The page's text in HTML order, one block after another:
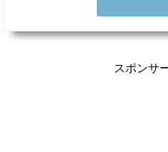
スポンサ